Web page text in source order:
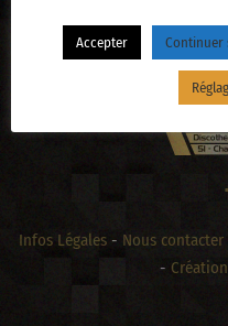
Infos Légales - Nous contacter
-
Accepter Continuer